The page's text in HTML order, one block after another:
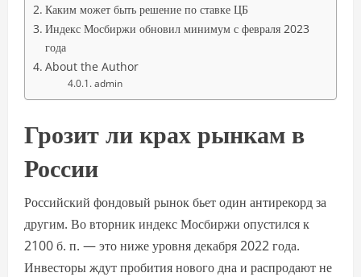
Каким может быть решение по ставке ЦБ
Индекс Мосбиржи обновил минимум с февраля 2023
года
About the Author
admin
Грозит ли крах рынкам в
России
Российский фондовый рынок бьет один антирекорд за
другим. Во вторник индекс Мосбиржи опустился к
2100 б. п. — это ниже уровня декабря 2022 года.
Инвесторы ждут пробития нового дна и распродают не